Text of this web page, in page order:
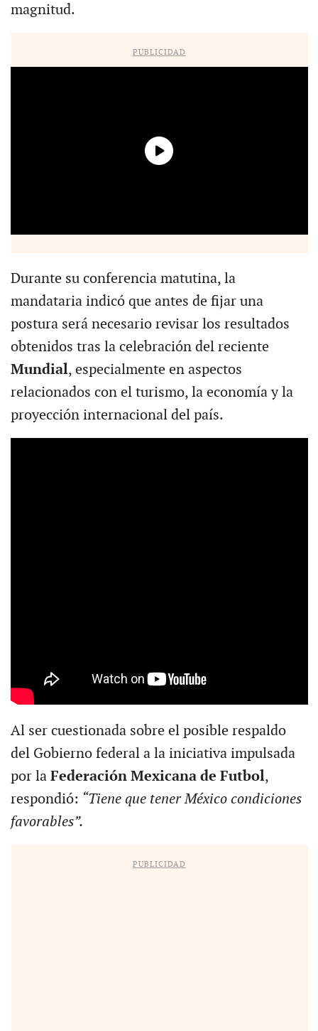
magnitud.
PUBLICIDAD
Durante su conferencia matutina, la
mandataria indicó que antes de fijar una
postura será necesario revisar los resultados
obtenidos tras la celebración del reciente
Mundial, especialmente en aspectos
relacionados con el turismo, la economía y la
proyección internacional del país.
Al ser cuestionada sobre el posible respaldo
del Gobierno federal a la iniciativa impulsada
por la Federación Mexicana de Futbol,
respondió: “Tiene que tener México condiciones
favorables”.
PUBLICIDAD